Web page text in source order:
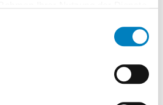
Sie beispielsweise bei: